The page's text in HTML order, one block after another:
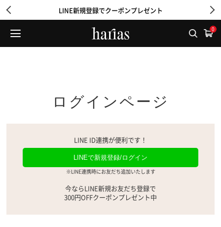
LINE新規登録でクーポンプレゼント
0
ログインページ
LINE ID連携が便利です！
LINEで新規登録/ログイン
※LINE連携時にお友だち追加いたします
今ならLINE新規お友だち登録で
300円OFFクーポンプレゼント中